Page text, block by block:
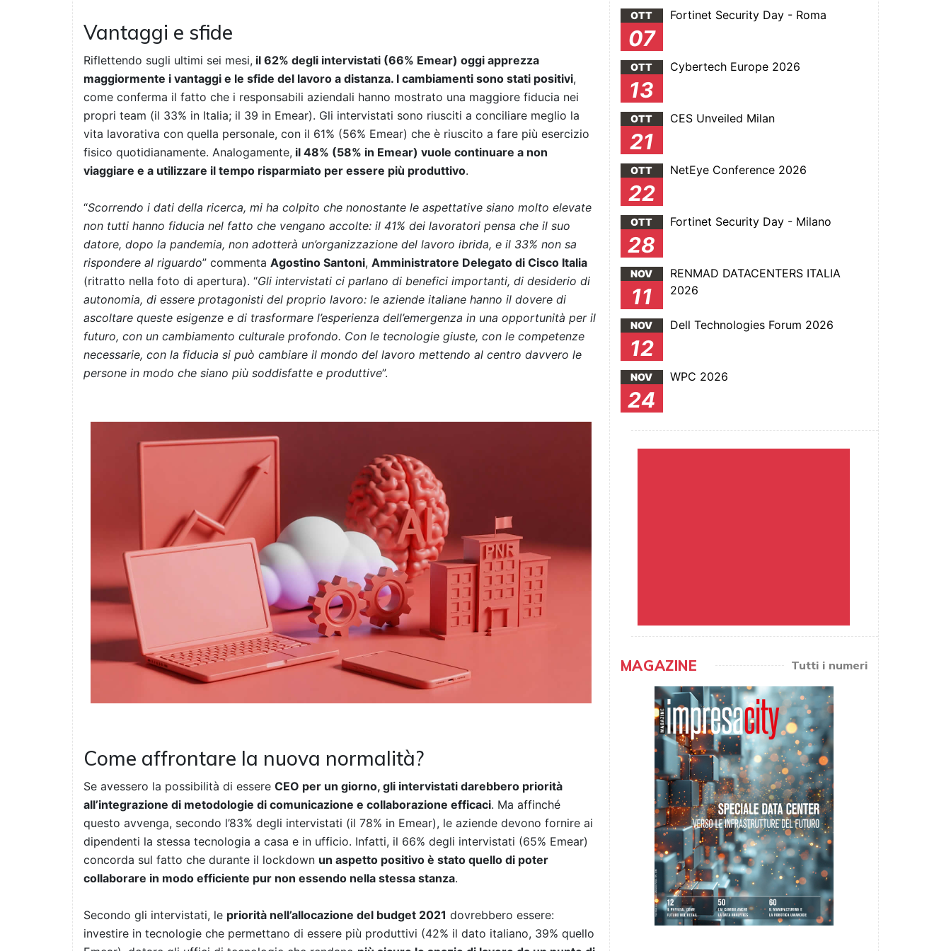
Vantaggi e sfide
Riflettendo sugli ultimi sei mesi, il 62% degli intervistati (66% Emear) oggi apprezza
maggiormente i vantaggi e le sfide del lavoro a distanza. I cambiamenti sono stati positivi,
come conferma il fatto che i responsabili aziendali hanno mostrato una maggiore fiducia nei
propri team (il 33% in Italia; il 39 in Emear). Gli intervistati sono riusciti a conciliare meglio la
vita lavorativa con quella personale, con il 61% (56% Emear) che è riuscito a fare più esercizio
fisico quotidianamente. Analogamente, il 48% (58% in Emear) vuole continuare a non
viaggiare e a utilizzare il tempo risparmiato per essere più produttivo.
“Scorrendo i dati della ricerca, mi ha colpito che nonostante le aspettative siano molto elevate
non tutti hanno fiducia nel fatto che vengano accolte: il 41% dei lavoratori pensa che il suo
datore, dopo la pandemia, non adotterà un’organizzazione del lavoro ibrida, e il 33% non sa
rispondere al riguardo” commenta Agostino Santoni, Amministratore Delegato di Cisco Italia
(ritratto nella foto di apertura). “Gli intervistati ci parlano di benefici importanti, di desiderio di
autonomia, di essere protagonisti del proprio lavoro: le aziende italiane hanno il dovere di
ascoltare queste esigenze e di trasformare l’esperienza dell’emergenza in una opportunità per il
futuro, con un cambiamento culturale profondo. Con le tecnologie giuste, con le competenze
necessarie, con la fiducia si può cambiare il mondo del lavoro mettendo al centro davvero le
persone in modo che siano più soddisfatte e produttive”.
Come affrontare la nuova normalità?
Se avessero la possibilità di essere CEO per un giorno, gli intervistati darebbero priorità
all’integrazione di metodologie di comunicazione e collaborazione efficaci. Ma affinché
questo avvenga, secondo l’83% degli intervistati (il 78% in Emear), le aziende devono fornire ai
dipendenti la stessa tecnologia a casa e in ufficio. Infatti, il 66% degli intervistati (65% Emear)
concorda sul fatto che durante il lockdown un aspetto positivo è stato quello di poter
collaborare in modo efficiente pur non essendo nella stessa stanza.
Secondo gli intervistati, le priorità nell’allocazione del budget 2021 dovrebbero essere:
investire in tecnologie che permettano di essere più produttivi (42% il dato italiano, 39% quello
OTT
07
Fortinet Security Day - Roma
OTT
13
Cybertech Europe 2026
OTT
21
CES Unveiled Milan
OTT
22
NetEye Conference 2026
OTT
28
Fortinet Security Day - Milano
NOV
11
RENMAD DATACENTERS ITALIA
2026
NOV
12
Dell Technologies Forum 2026
NOV
24
WPC 2026
MAGAZINE Tutti i numeri